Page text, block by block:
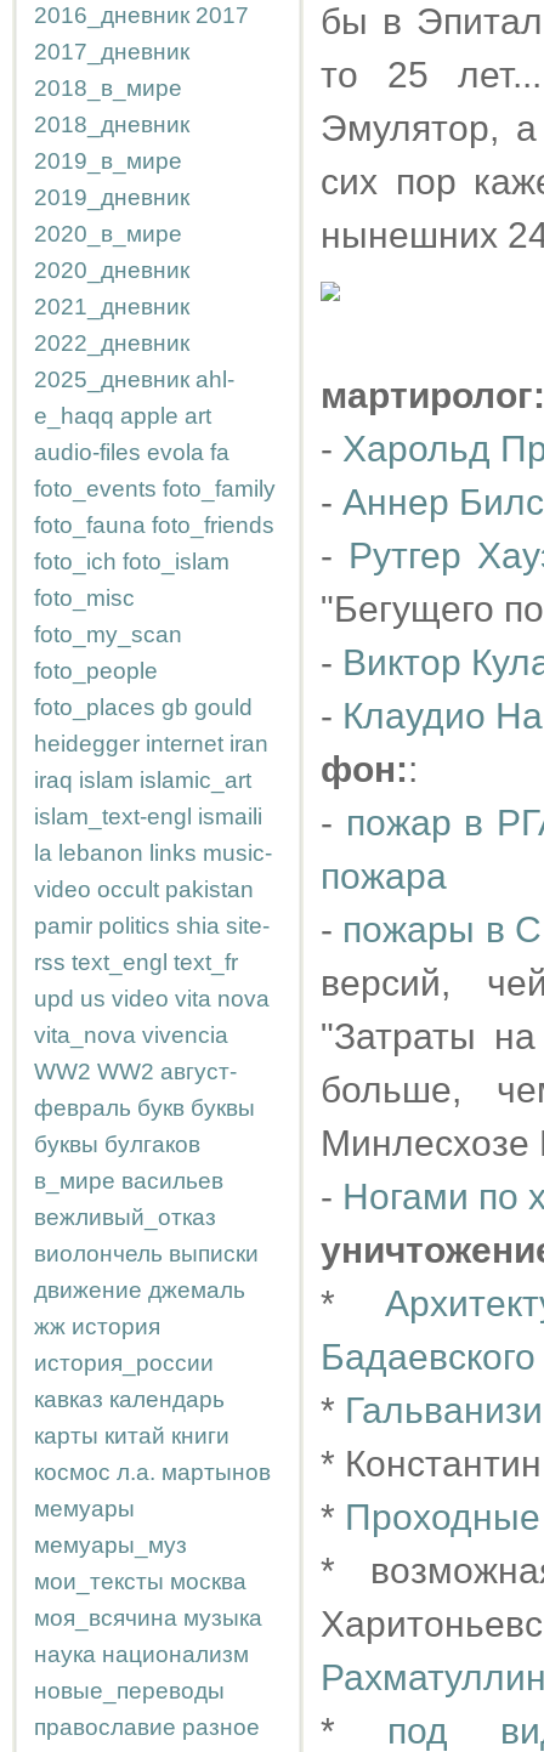
2016_дневник 2017
2017_дневник
2018_в_мире
2018_дневник
2019_в_мире
2019_дневник
2020_в_мире
2020_дневник
2021_дневник
2022_дневник
2025_дневник ahl-
e_haqq apple art
audio-files evola fa
foto_events foto_family
foto_fauna foto_friends
foto_ich foto_islam
foto_misc
foto_my_scan
foto_people
foto_places gb gould
heidegger internet iran
iraq islam islamic_art
islam_text-engl ismaili
la lebanon links music-
video occult pakistan
pamir politics shia site-
rss text_engl text_fr
upd us video vita nova
vita_nova vivencia
WW2 WW2 август-
февраль букв буквы
буквы булгаков
в_мире васильев
вежливый_отказ
виолончель выписки
движение джемаль
жж история
история_россии
кавказ календарь
карты китай книги
космос л.а. мартынов
мемуары
мемуары_муз
мои_тексты москва
моя_всячина музыка
наука национализм
новые_переводы
православие разное
бы в
то 25
Эмулятор,
сих пор
нынешних
мартиролог:
- Харольд
- Аннер
- Рутгер
"Бегущего
- Виктор
- Клаудио
фон::
- пожар в
пожара
- пожары в
версий,
"Затраты
больше,
Минлесхозе
- Ногами по
*
*
*
*
*
* под